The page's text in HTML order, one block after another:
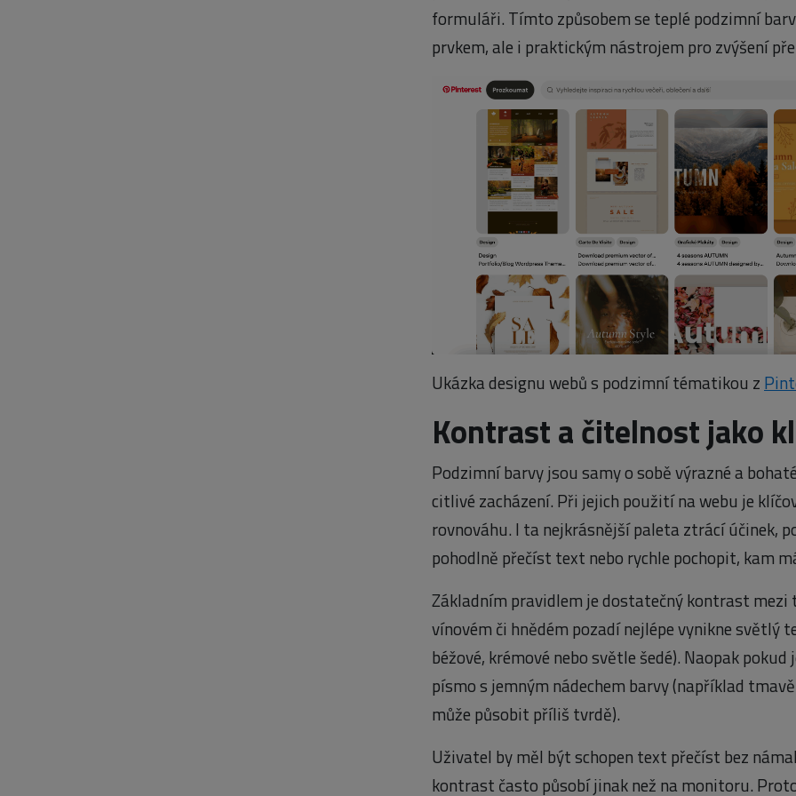
formuláři. Tímto způsobem se teplé podzimní
prvkem, ale i praktickým nástrojem pro zvýšení
Ukázka designu webů s podzimní tématikou z
Kontrast a čitelnost jako
Podzimní barvy jsou samy o sobě výrazné a
citlivé zacházení. Při jejich použití na webu je
rovnováhu. I ta nejkrásnější paleta ztrácí účinek,
pohodlně přečíst text nebo rychle pochopit, kam
Základním pravidlem je dostatečný kontrast
vínovém či hnědém pozadí nejlépe vynikne světlý
béžové, krémové nebo světle šedé). Naopak
písmo s jemným nádechem barvy (například
může působit příliš tvrdě).
Uživatel by měl být schopen text přečíst bez
kontrast často působí jinak než na monitoru.